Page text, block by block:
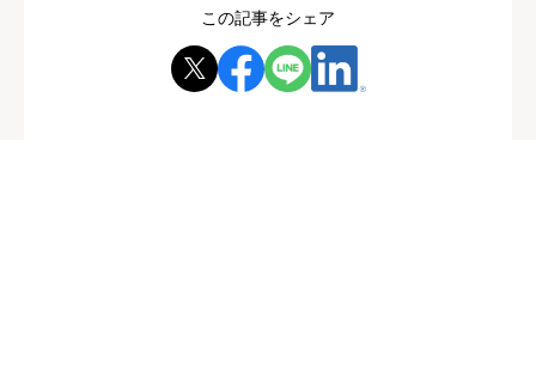
この記事をシェア